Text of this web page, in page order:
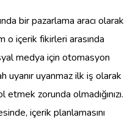
bir pazarlama aracı olarak
o içerik fikirleri arasında
medya için otomasyon
uyanır uyanmaz ilk iş olarak
zorunda olmadığınızı.
içerik planlamasını